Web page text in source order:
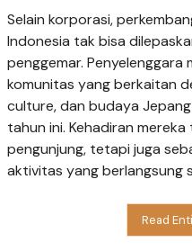
Selain korporasi,
Indonesia tak bisa
penggemar.
komunitas yang berkaitan
culture, dan budaya
tahun ini. Kehadiran
pengunjung, tetapi juga
aktivitas yang berlangsung
Read